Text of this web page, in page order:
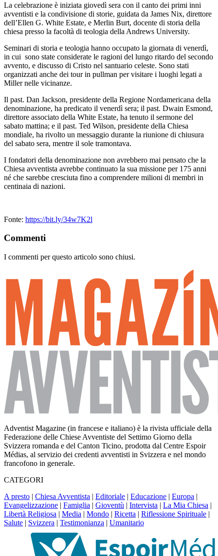
La celebrazione è iniziata giovedì sera con il canto dei primi inni
avventisti e la condivisione di storie, guidata da James Nix, direttore
dell’Ellen G. White Estate, e Merlin Burt, docente di storia della
chiesa presso la facoltà di teologia della Andrews University.
Seminari di storia e teologia hanno occupato la giornata di venerdì,
in cui sono state considerate le ragioni del lungo ritardo del secondo
avvento, e discusso di Cristo nel santuario celeste. Sono stati
organizzati anche dei tour in pullman per visitare i luoghi legati a
Miller nelle vicinanze.
Il past. Dan Jackson, presidente della Regione Nordamericana della
denominazione, ha predicato il venerdì sera; il past. Dwain Esmond,
direttore associato della White Estate, ha tenuto il sermone del
sabato mattina; e il past. Ted Wilson, presidente della Chiesa
mondiale, ha rivolto un messaggio durante la riunione di chiusura
del sabato sera, mentre il sole tramontava.
I fondatori della denominazione non avrebbero mai pensato che la
Chiesa avventista avrebbe continuato la sua missione per 175 anni
né che sarebbe cresciuta fino a comprendere milioni di membri in
centinaia di nazioni.
Fonte: https://bit.ly/34w7K2l
Commenti
I commenti per questo articolo sono chiusi.
Adventist Magazine (in francese e italiano) è la rivista ufficiale della
Federazione delle Chiese Avventiste del Settimo Giorno della
Svizzera romanda e del Canton Ticino, prodotta dal Centre Espoir
Médias, al servizio dei credenti avventisti in Svizzera e nel mondo
francofono in generale.
CATEGORI
A presto | Chiesa Avventista | Editoriale | Educazione | Europa |
Evangelizzazione | Famiglia | Gioventù | Intervista | La Mia Chiesa |
Libertà Religiosa | Media | Mondo | Ricetta | Riflessione Spirituale |
Salute | Svizzera | Testimonianza | Umanitario